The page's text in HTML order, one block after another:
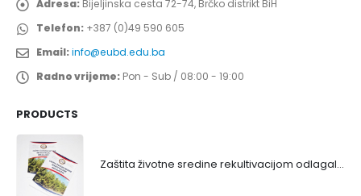
Adresa: Bijeljinska cesta 72-74, Brčko distrikt BiH
Telefon: +387 (0)49 590 605
Email:info@eubd.edu.ba
Radno vrijeme: Pon - Sub / 08:00 - 19:00
PRODUCTS
Zaštita životne sredine rekultivacijom odlagališta